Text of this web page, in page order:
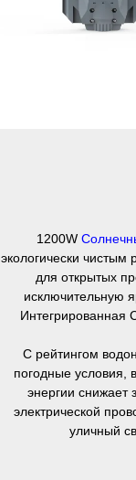
1200W
экологически
для открытых
исключительную
Интегрированная
С рейтингом
погодные условия,
энергии снижает
электрической
уличный